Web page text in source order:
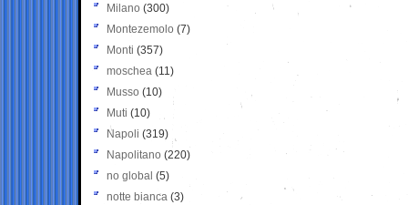
Milano (300)
Montezemolo (7)
Monti (357)
moschea (11)
Musso (10)
Muti (10)
Napoli (319)
Napolitano (220)
no global (5)
notte bianca (3)